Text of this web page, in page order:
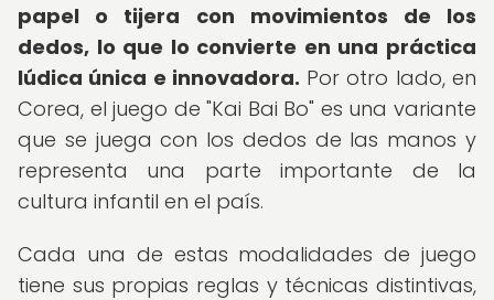
papel o tijera con movimientos de los
dedos, lo que lo convierte en una práctica
lúdica única e innovadora. Por otro lado, en
Corea, el juego de "Kai Bai Bo" es una variante
que se juega con los dedos de las manos y
representa una parte importante de la
cultura infantil en el país.
Cada una de estas modalidades de juego
tiene sus propias reglas y técnicas distintivas,